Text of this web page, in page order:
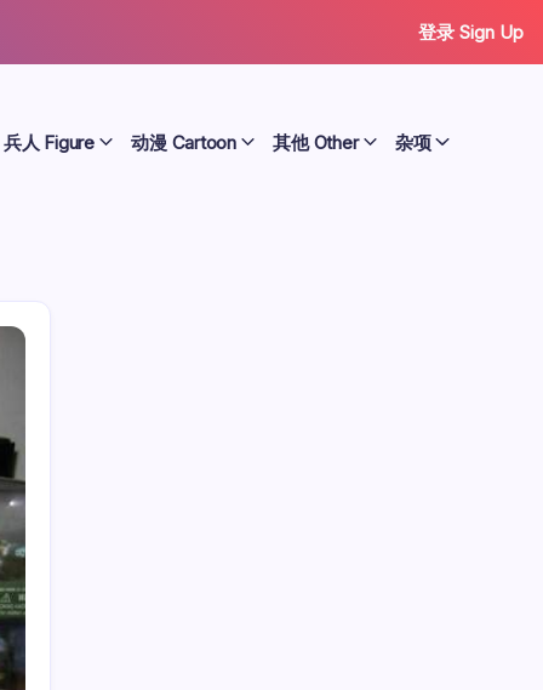
登录 Sign Up
兵人 Figure 动漫 Cartoon 其他 Other 杂项